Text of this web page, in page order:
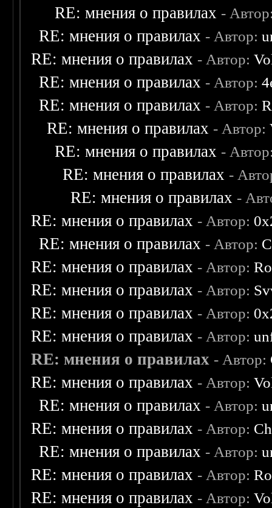
RE: мнения о правилах -
RE: мнения о правилах - Автор:
RE: мнения о правилах - Автор:
RE: мнения о правилах - Автор:
RE: мнения о правилах - Автор:
RE: мнения о правилах - Автор:
RE: мнения о правилах -
RE: мнения о правилах -
RE: мнения о правилах -
RE: мнения о правилах - Автор:
RE: мнения о правилах - Автор:
RE: мнения о правилах - Автор:
RE: мнения о правилах - Автор:
RE: мнения о правилах - Автор:
RE: мнения о правилах - Автор:
RE: мнения о правилах - Автор:
RE: мнения о правилах - Автор:
RE: мнения о правилах - Автор:
RE: мнения о правилах - Автор:
RE: мнения о правилах - Автор:
RE: мнения о правилах - Автор:
RE: мнения о правилах - Автор: